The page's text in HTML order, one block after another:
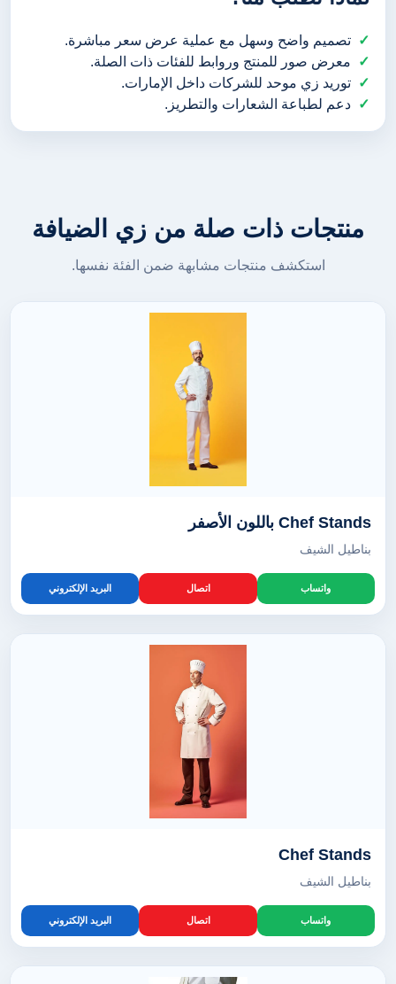
تصميم واضح وسهل مع عملية عرض سعر مباشرة.
معرض صور للمنتج وروابط للفئات ذات الصلة.
توريد زي موحد للشركات داخل الإمارات.
دعم لطباعة الشعارات والتطريز.
منتجات ذات صلة من زي الضيافة
استكشف منتجات مشابهة ضمن الفئة نفسها.
Chef Stands باللون الأصفر
بناطيل الشيف
واتساب اتصال البريد الإلكتروني
Chef Stands
بناطيل الشيف
واتساب اتصال البريد الإلكتروني